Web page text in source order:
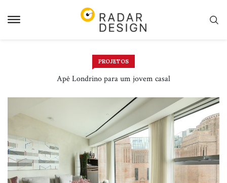
para
PROJETOS
Apê Londrino para um jovem casal